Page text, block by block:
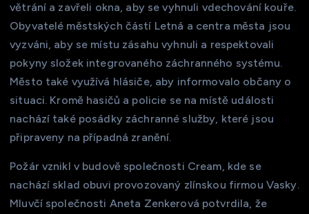
větrání a zavřeli okna, aby se vyhnuli vdechování kouře.
Obyvatelé městských částí Letná a centra města jsou
vyzváni, aby se místu zásahu vyhnuli a respektovali
pokyny složek integrovaného záchranného systému.
Město také využívá hlásiče, aby informovalo občany o
situaci. Kromě hasičů a policie se na místě události
nachází také posádky záchranné služby, které jsou
připraveny na případná zranění.
Požár vznikl v budově společnosti Cream, kde se
nachází sklad obuvi provozovaný zlínskou firmou Vasky.
Mluvčí společnosti Aneta Zenkerová potvrdila, že